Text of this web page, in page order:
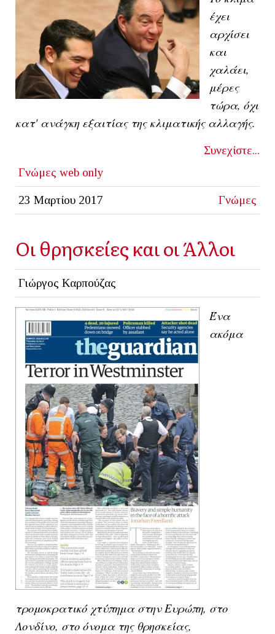
έχει
αρχίσει
και
χαλάει,
μέρες
τώρα, όχι
κατ' ανάγκη εξαιτίας της κλιματικής αλλαγής.
Συνεχίστε...
Γνώμες web only
23 Μαρτίου 2017 Γνώμες
Οι θρησκείες και οι Άλλοι
Γιώργος Καρπούζας
Ένα
ακόμα
τρομοκρατικό χτύπημα στην Ευρώπη, στο
Λονδίνο, στο όνομα της θρησκείας,